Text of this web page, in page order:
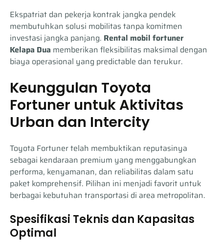
Ekspatriat dan pekerja kontrak jangka pendek
membutuhkan solusi mobilitas tanpa komitmen
investasi jangka panjang. Rental mobil fortuner
Kelapa Dua memberikan fleksibilitas maksimal dengan
biaya operasional yang predictable dan terukur.
Keunggulan Toyota
Fortuner untuk Aktivitas
Urban dan Intercity
Toyota Fortuner telah membuktikan reputasinya
sebagai kendaraan premium yang menggabungkan
performa, kenyamanan, dan reliabilitas dalam satu
paket komprehensif. Pilihan ini menjadi favorit untuk
berbagai kebutuhan transportasi di area metropolitan.
Spesifikasi Teknis dan Kapasitas
Optimal